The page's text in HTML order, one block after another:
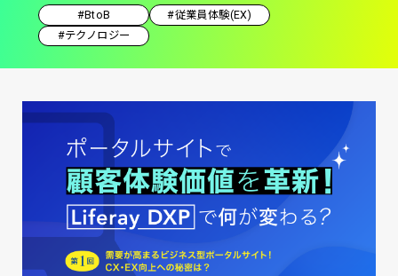
#BtoB
#従業員体験(EX)
#テクノロジー